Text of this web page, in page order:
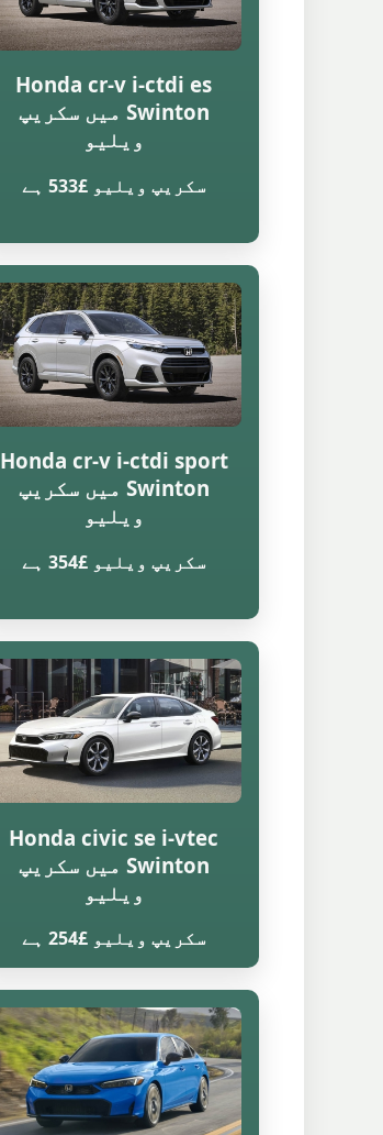
Honda cr-v i-ctdi es
Swinton میں سکریپ
ویلیو
سکریپ ویلیو £533 ہے
Honda cr-v i-ctdi sport
Swinton میں سکریپ
ویلیو
سکریپ ویلیو £354 ہے
Honda civic se i-vtec
Swinton میں سکریپ
ویلیو
سکریپ ویلیو £254 ہے